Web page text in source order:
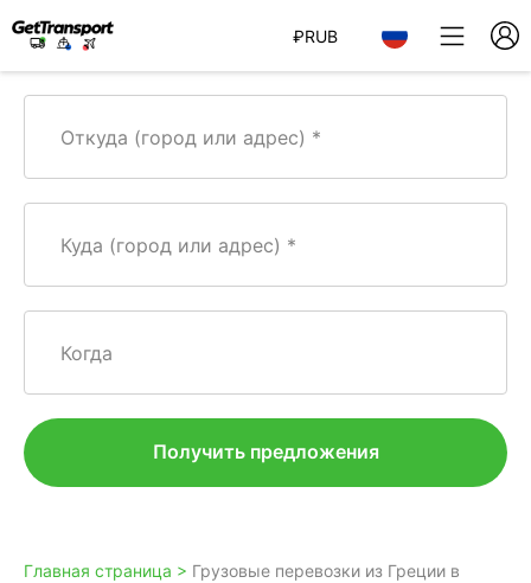
₽RUB
Откуда (город или адрес)
Куда (город или адрес)
Когда
Получить предложения
Главная страница > Грузовые перевозки из Греции в